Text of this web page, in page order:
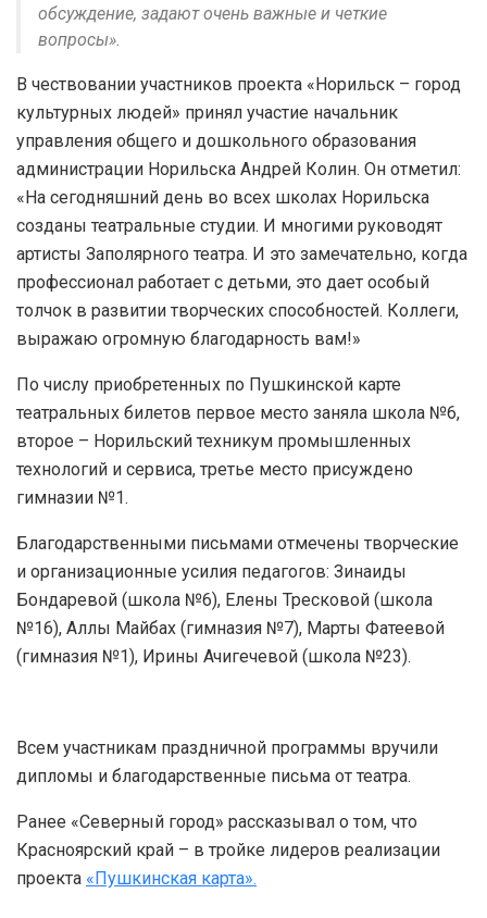
обсуждение, задают очень важные и четкие
вопросы».
В чествовании участников проекта «Норильск – город
культурных людей» принял участие начальник
управления общего и дошкольного образования
администрации Норильска Андрей Колин. Он отметил:
«На сегодняшний день во всех школах Норильска
созданы театральные студии. И многими руководят
артисты Заполярного театра. И это замечательно, когда
профессионал работает с детьми, это дает особый
толчок в развитии творческих способностей. Коллеги,
выражаю огромную благодарность вам!»
По числу приобретенных по Пушкинской карте
театральных билетов первое место заняла школа №6,
второе – Норильский техникум промышленных
технологий и сервиса, третье место присуждено
гимназии №1.
Благодарственными письмами отмечены творческие
и организационные усилия педагогов: Зинаиды
Бондаревой (школа №6), Елены Тресковой (школа
№16), Аллы Майбах (гимназия №7), Марты Фатеевой
(гимназия №1), Ирины Ачигечевой (школа №23).
Всем участникам праздничной программы вручили
дипломы и благодарственные письма от театра.
Ранее «Северный город» рассказывал о том, что
Красноярский край – в тройке лидеров реализации
проекта «Пушкинская карта».